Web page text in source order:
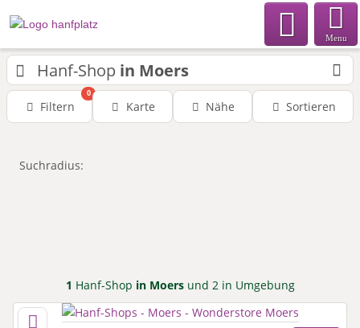
Menu
Hanf-Shop in Moers
Filtern
0
Karte Nähe Sortieren
Suchradius:
1 Hanf-Shop in Moersund 2 in Umgebung